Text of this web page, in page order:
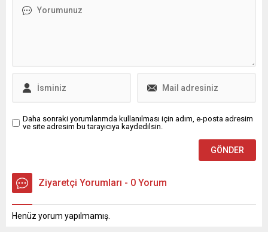
kalitesini artıracak
belediyecilik çalışmaları
mahalle...
gibi birçok konuda eğitim
Daha sonraki yorumlarımda kullanılması için adım, e-posta adresim
ve site adresim bu tarayıcıya kaydedilsin.
Ziyaretçi Yorumları - 0 Yorum
Henüz yorum yapılmamış.